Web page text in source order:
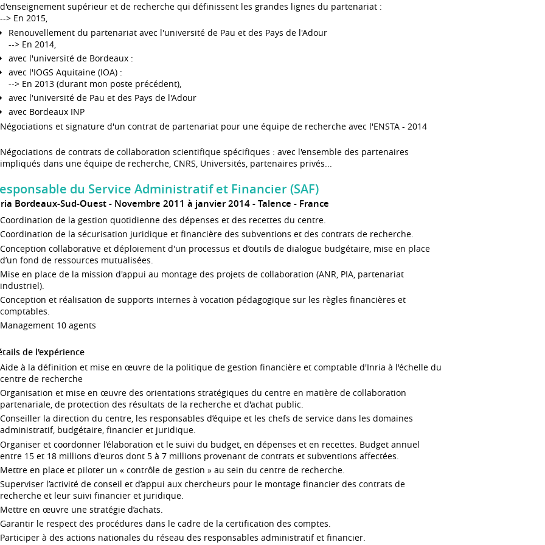
d'enseignement supérieur et de recherche qui définissent les grandes lignes du partenariat :
--> En 2015,
Renouvellement du partenariat avec l'université de Pau et des Pays de l'Adour
--> En 2014,
avec l'université de Bordeaux :
avec l'IOGS Aquitaine (IOA) :
--> En 2013 (durant mon poste précédent),
avec l'université de Pau et des Pays de l'Adour
avec Bordeaux INP
Négociations et signature d'un contrat de partenariat pour une équipe de recherche avec l'ENSTA - 2014
Négociations de contrats de collaboration scientifique spécifiques : avec l'ensemble des partenaires
impliqués dans une équipe de recherche, CNRS, Universités, partenaires privés...
du Service Administratif et Financier (SAF)
Bordeaux-Sud-Ouest Novembre 2011 à janvier 2014 Talence France
Coordination de la gestion quotidienne des dépenses et des recettes du centre.
Coordination de la sécurisation juridique et financière des subventions et des contrats de recherche.
Conception collaborative et déploiement d'un processus et d’outils de dialogue budgétaire, mise en place
d’un fond de ressources mutualisées.
Mise en place de la mission d'appui au montage des projets de collaboration (ANR, PIA, partenariat
industriel).
Conception et réalisation de supports internes à vocation pédagogique sur les règles financières et
comptables.
Management 10 agents
de l'expérience
Aide à la définition et mise en œuvre de la politique de gestion financière et comptable d'Inria à l'échelle du
centre de recherche
Organisation et mise en œuvre des orientations stratégiques du centre en matière de collaboration
partenariale, de protection des résultats de la recherche et d'achat public.
Conseiller la direction du centre, les responsables d’équipe et les chefs de service dans les domaines
administratif, budgétaire, financier et juridique.
Organiser et coordonner l’élaboration et le suivi du budget, en dépenses et en recettes. Budget annuel
entre 15 et 18 millions d'euros dont 5 à 7 millions provenant de contrats et subventions affectées.
Mettre en place et piloter un « contrôle de gestion » au sein du centre de recherche.
Superviser l’activité de conseil et d’appui aux chercheurs pour le montage financier des contrats de
recherche et leur suivi financier et juridique.
Mettre en œuvre une stratégie d’achats.
Garantir le respect des procédures dans le cadre de la certification des comptes.
Participer à des actions nationales du réseau des responsables administratif et financier.